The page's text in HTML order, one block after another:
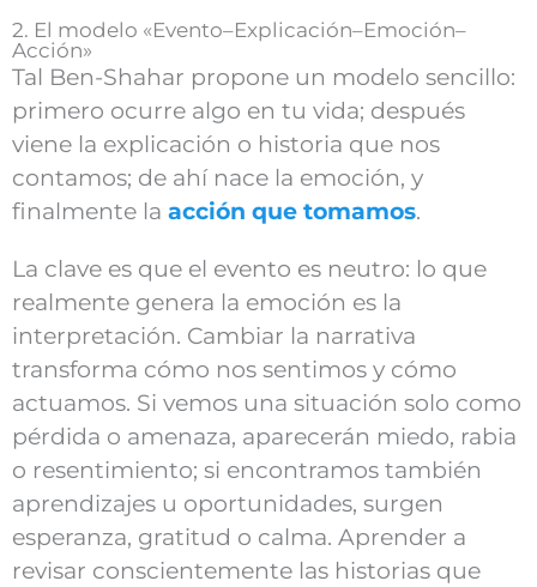
2. El modelo «Evento–Explicación–Emoción–
Acción»
Tal Ben-Shahar propone un modelo sencillo:
primero ocurre algo en tu vida; después
viene la explicación o historia que nos
contamos; de ahí nace la emoción, y
finalmente la acción que tomamos.
La clave es que el evento es neutro: lo que
realmente genera la emoción es la
interpretación. Cambiar la narrativa
transforma cómo nos sentimos y cómo
actuamos. Si vemos una situación solo como
pérdida o amenaza, aparecerán miedo, rabia
o resentimiento; si encontramos también
aprendizajes u oportunidades, surgen
esperanza, gratitud o calma. Aprender a
revisar conscientemente las historias que